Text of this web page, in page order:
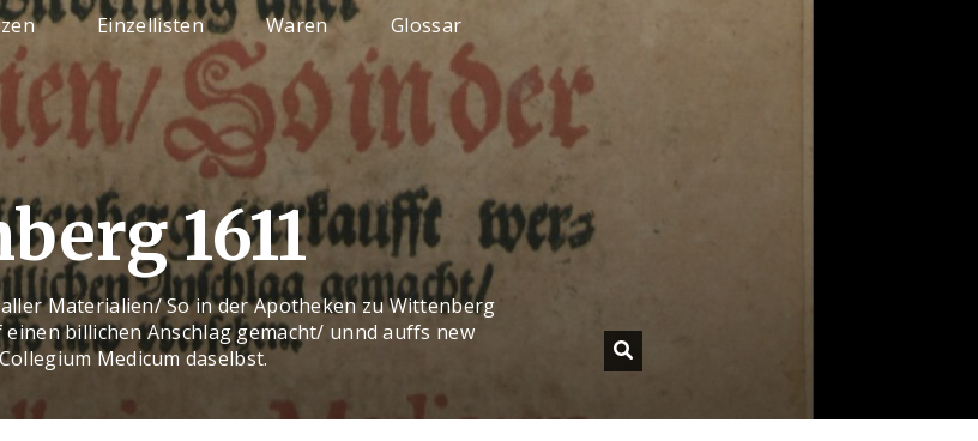
Einzellisten Waren Glossar
1611
Materialien/ So in der Apotheken zu Wittenberg
billichen Anschlag gemacht/ unnd auffs new
Medicum daselbst.